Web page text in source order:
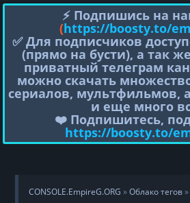
⚡️ Подпишись на
(https://boosty.to/
✅ Для подписчиков
(прямо на бусти), а так
приватный телеграм
можно скачать
сериалов, мультфильмов,
и еще много
❤️ Подпишитесь,
https://boosty.to/
CONSOLE.EmpireG.ORG »Облако тегов